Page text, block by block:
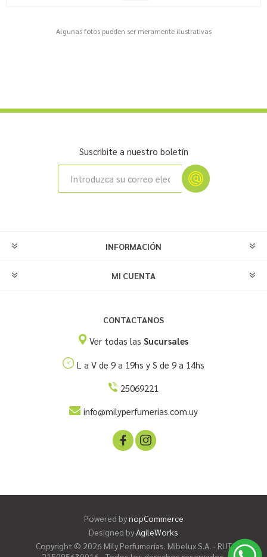
Algunas fotos pueden ser meramente ilustrativas
Suscribite a nuestro boletín
INFORMACIÓN
MI CUENTA
CONTACTANOS
Ver todas lasSucursales
L a V de 9 a 19hs y S de 9 a 14hs
25069221
info@milyperfumerias.com.uy
Powered bynopCommerce
Designed byAgileWorks
Copyright © 2026 Mily Perfumerías. Mibelux S.A. - RUT